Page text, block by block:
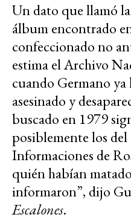
Un dato que llamó
álbum encontrado
confeccionado no
estima el Archivo
cuando Germano
asesinado y
buscado en 1979
posiblemente los
Informaciones de
quién habían
informaron”, dijo
Escalones.